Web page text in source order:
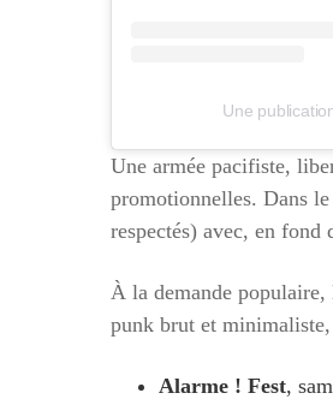
Une
Une armée pacifiste,
promotionnelles. Dans
respectés) avec, en fond
À la demande
punk brut et
Alarme ! Fest,